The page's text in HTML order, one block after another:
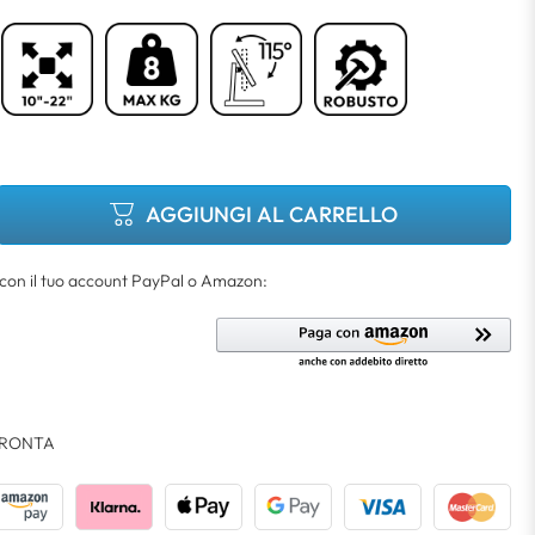
AGGIUNGI AL CARRELLO